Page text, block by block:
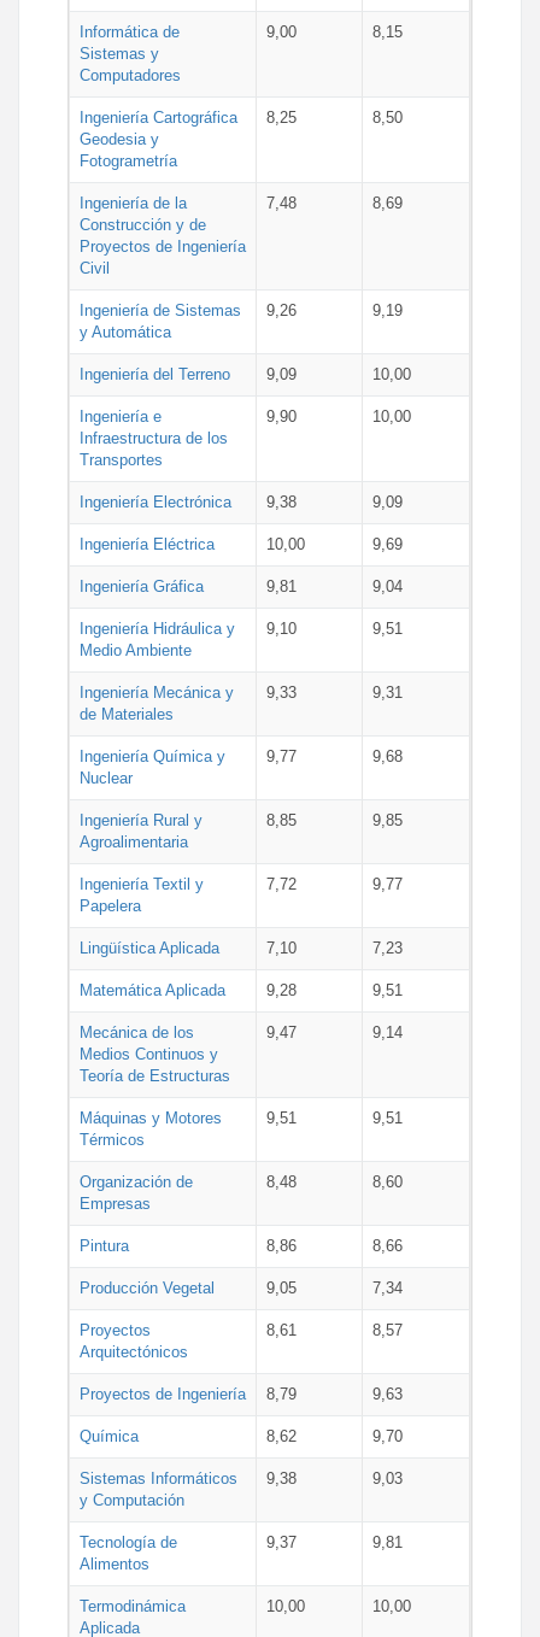
Informática de
Sistemas y
Computadores
9,00 8,15
Ingeniería Cartográfica
Geodesia y
Fotogrametría
8,25 8,50
Ingeniería de la
Construcción y de
Proyectos de Ingeniería
Civil
7,48 8,69
Ingeniería de Sistemas
y Automática
9,26 9,19
Ingeniería del Terreno 9,09 10,00
Ingeniería e
Infraestructura de los
Transportes
9,90 10,00
Ingeniería Electrónica 9,38 9,09
Ingeniería Eléctrica 10,00 9,69
Ingeniería Gráfica 9,81 9,04
Ingeniería Hidráulica y
Medio Ambiente
9,10 9,51
Ingeniería Mecánica y
de Materiales
9,33 9,31
Ingeniería Química y
Nuclear
9,77 9,68
Ingeniería Rural y
Agroalimentaria
8,85 9,85
Ingeniería Textil y
Papelera
7,72 9,77
Lingüística Aplicada 7,10 7,23
Matemática Aplicada 9,28 9,51
Mecánica de los
Medios Continuos y
Teoría de Estructuras
9,47 9,14
Máquinas y Motores
Térmicos
9,51 9,51
Organización de
Empresas
8,48 8,60
Pintura 8,86 8,66
Producción Vegetal 9,05 7,34
Proyectos
Arquitectónicos
8,61 8,57
Proyectos de Ingeniería 8,79 9,63
Química 8,62 9,70
Sistemas Informáticos
y Computación
9,38 9,03
Tecnología de
Alimentos
9,37 9,81
Termodinámica
Aplicada
10,00 10,00